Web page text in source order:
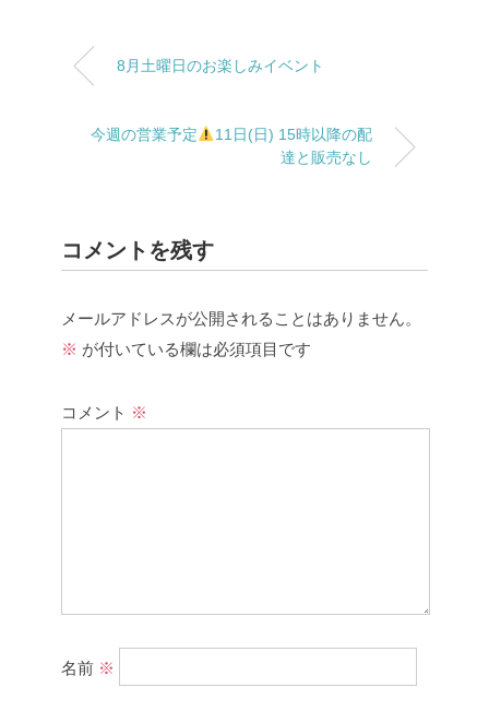
8月土曜日のお楽しみイベント
今週の営業予定
11日(日) 15時以降の配
達と販売なし
コメントを残す
メールアドレスが公開されることはありません。
※ が付いている欄は必須項目です
コメント ※
名前 ※